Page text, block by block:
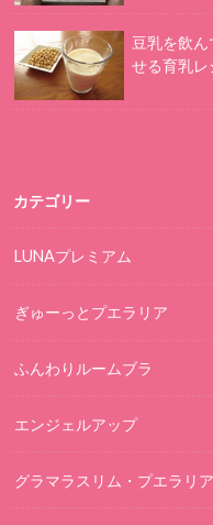
豆乳を飲
せる育乳レ
カテゴリー
LUNAプレミアム
ぎゅーっとプエラリア
ふんわりルームブラ
エンジェルアップ
グラマラスリム・プエラリア